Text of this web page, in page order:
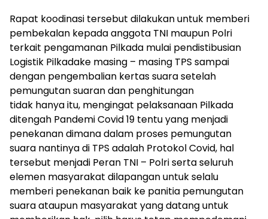
Rapat koodinasi tersebut dilakukan untuk memberi
pembekalan kepada anggota TNI maupun Polri
terkait pengamanan Pilkada mulai pendistibusian
Logistik Pilkadake masing – masing TPS sampai
dengan pengembalian kertas suara setelah
pemungutan suaran dan penghitungan
tidak hanya itu, mengingat pelaksanaan Pilkada
ditengah Pandemi Covid 19 tentu yang menjadi
penekanan dimana dalam proses pemungutan
suara nantinya di TPS adalah Protokol Covid, hal
tersebut menjadi Peran TNI – Polri serta seluruh
elemen masyarakat dilapangan untuk selalu
memberi penekanan baik ke panitia pemungutan
suara ataupun masyarakat yang datang untuk